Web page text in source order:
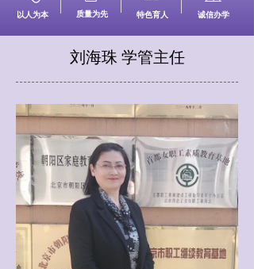
刘海珠 学管主任
以人为本 质量为先 特色育人 诚信办学